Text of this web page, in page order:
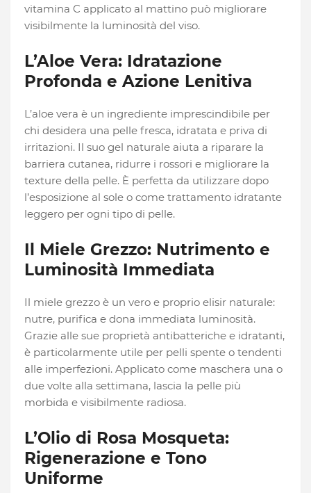
vitamina C applicato al mattino può migliorare
visibilmente la luminosità del viso.
L’Aloe Vera: Idratazione
Profonda e Azione Lenitiva
L’aloe vera è un ingrediente imprescindibile per
chi desidera una pelle fresca, idratata e priva di
irritazioni. Il suo gel naturale aiuta a riparare la
barriera cutanea, ridurre i rossori e migliorare la
texture della pelle. È perfetta da utilizzare dopo
l’esposizione al sole o come trattamento idratante
leggero per ogni tipo di pelle.
Il Miele Grezzo: Nutrimento e
Luminosità Immediata
Il miele grezzo è un vero e proprio elisir naturale:
nutre, purifica e dona immediata luminosità.
Grazie alle sue proprietà antibatteriche e idratanti,
è particolarmente utile per pelli spente o tendenti
alle imperfezioni. Applicato come maschera una o
due volte alla settimana, lascia la pelle più
morbida e visibilmente radiosa.
L’Olio di Rosa Mosqueta:
Rigenerazione e Tono
Uniforme